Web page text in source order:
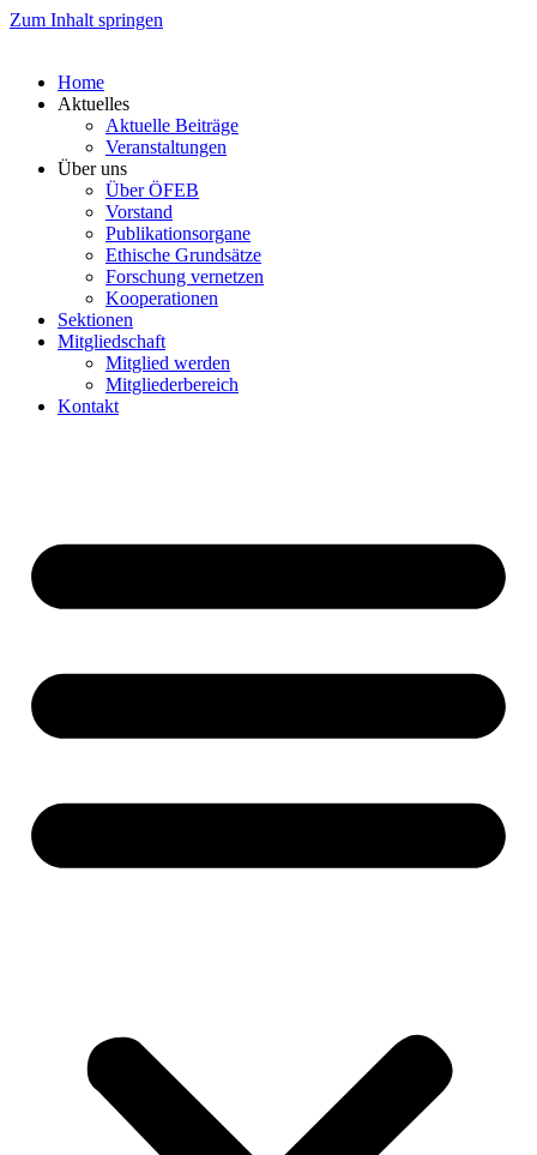
Zum Inhalt springen
Home
Aktuelles
Aktuelle Beiträge
Veranstaltungen
Über uns
Über ÖFEB
Vorstand
Publikationsorgane
Ethische Grundsätze
Forschung vernetzen
Kooperationen
Sektionen
Mitgliedschaft
Mitglied werden
Mitgliederbereich
Kontakt